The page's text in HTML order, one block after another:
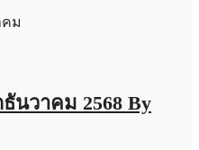
นวาคม 2568 By